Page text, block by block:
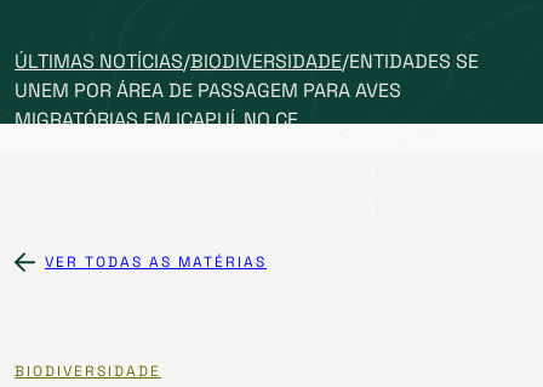
ÚLTIMAS NOTÍCIAS/BIODIVERSIDADE/ENTIDADES SE
UNEM POR ÁREA DE PASSAGEM PARA AVES
MIGRATÓRIAS EM ICAPUÍ, NO CE
VER TODAS AS MATÉRIAS
BIODIVERSIDADE